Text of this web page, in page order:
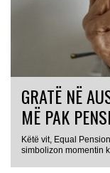
GRATË NË
MË PAK
Këtë vit, Equal
simbolizon momentin